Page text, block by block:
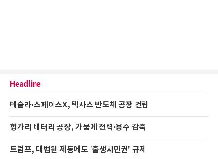
Headline
테슬라·스페이스X, 텍사스 반도체 공장 건립
헝가리 배터리 공장, 가뭄에 전력·용수 감축
트럼프, 대법원 제동에도 '출생시민권' 규제